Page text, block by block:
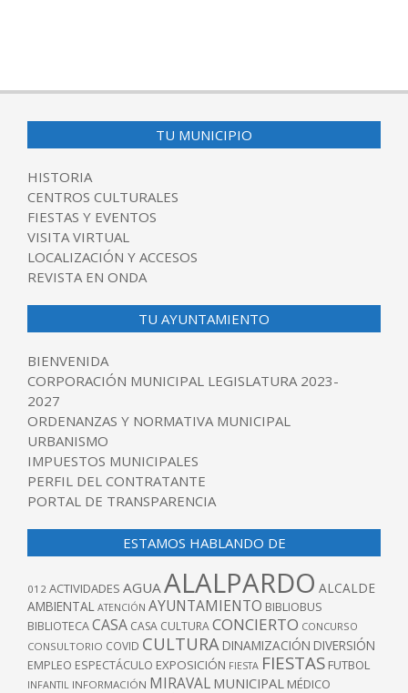
TU MUNICIPIO
HISTORIA
CENTROS CULTURALES
FIESTAS Y EVENTOS
VISITA VIRTUAL
LOCALIZACIÓN Y ACCESOS
REVISTA EN ONDA
TU AYUNTAMIENTO
BIENVENIDA
CORPORACIÓN MUNICIPAL LEGISLATURA 2023-
2027
ORDENANZAS Y NORMATIVA MUNICIPAL
URBANISMO
IMPUESTOS MUNICIPALES
PERFIL DEL CONTRATANTE
PORTAL DE TRANSPARENCIA
ESTAMOS HABLANDO DE
012 ACTIVIDADES AGUA ALALPARDO ALCALDE
AMBIENTAL ATENCIÓN AYUNTAMIENTO BIBLIOBUS
BIBLIOTECACASA CASA CULTURACONCIERTO CONCURSO
CONSULTORIO COVID CULTURA DINAMIZACIÓN DIVERSIÓN
EMPLEO ESPECTÁCULO EXPOSICIÓN FIESTA FIESTAS FUTBOL
INFANTIL INFORMACIÓN MIRAVAL MUNICIPAL MÉDICO